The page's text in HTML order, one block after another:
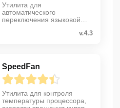
Утилита для
автоматического
переключения языковой
v.4.3
SpeedFan
Утилита для контроля
температуры процессора,